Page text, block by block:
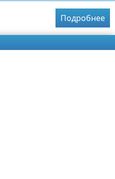
Подробнее